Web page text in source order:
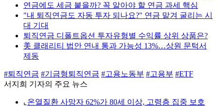
연금에도 세금 붙을까? 꼭 알아야 할 연금 과세 핵심
"내 퇴직연금도 자동 투자 되나요?" 연금 맡겨 굴리는 시
대 기대
퇴직연금 디폴트옵션 투자유형별 수익률 상위 상품은?
美 클래리티 법안 연내 통과 가능성 13%…상원 문턱서
제동
#퇴직연금 #기금형퇴직연금 #고용노동부 #고용부 #ETF
서지희 기자의 주요 뉴스
⌞ 온열질환 사망자 62%가 80세 이상, 고령층 집중 보호